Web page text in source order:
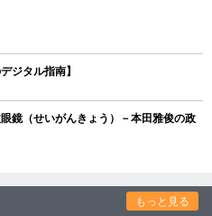
ジタル指南】
鏡（せいがんきょう）－本田雅俊の政
もっと見る